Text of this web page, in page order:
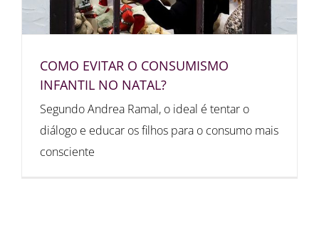
COMO EVITAR O CONSUMISMO
INFANTIL NO NATAL?
Segundo Andrea Ramal, o ideal é tentar o
diálogo e educar os filhos para o consumo mais
consciente